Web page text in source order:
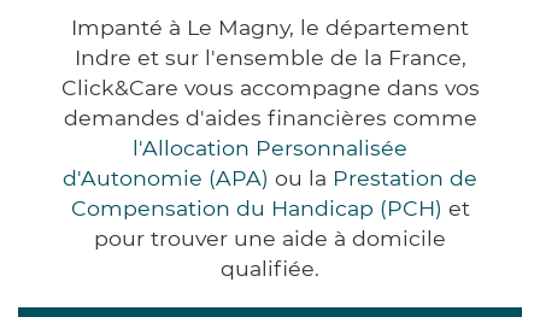
Impanté à Le Magny, le département
Indre et sur l'ensemble de la France,
Click&Care vous accompagne dans vos
demandes d'aides financières comme
l'Allocation Personnalisée
d'Autonomie (APA) ou la Prestation de
Compensation du Handicap (PCH) et
pour trouver une aide à domicile
qualifiée.